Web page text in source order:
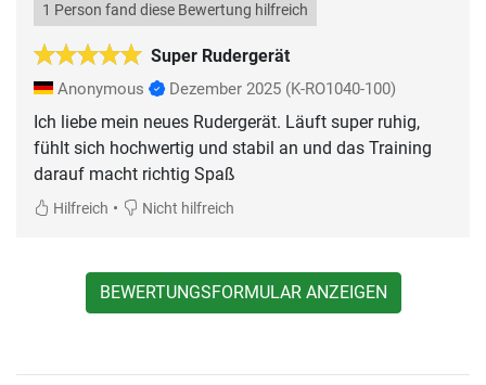
Super Rudergerät
1 Person fand diese Bewertung hilfreich
Anonymous Dezember 2025 (K-RO1040-100)
Ich liebe mein neues Rudergerät. Läuft super ruhig,
fühlt sich hochwertig und stabil an und das Training
darauf macht richtig Spaß
Hilfreich • Nicht hilfreich
BEWERTUNGSFORMULAR ANZEIGEN